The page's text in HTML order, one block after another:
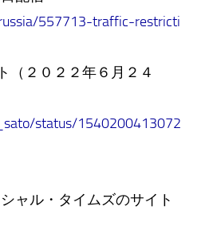
557713-traffic-restricti
（２０２２年６月２４
status/1540200413072
ャル・タイムズのサイト